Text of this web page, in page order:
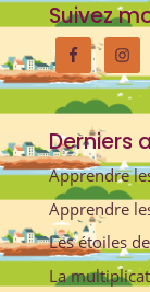
Suivez
Derniers
Apprendre
Apprendre
Les étoiles
La